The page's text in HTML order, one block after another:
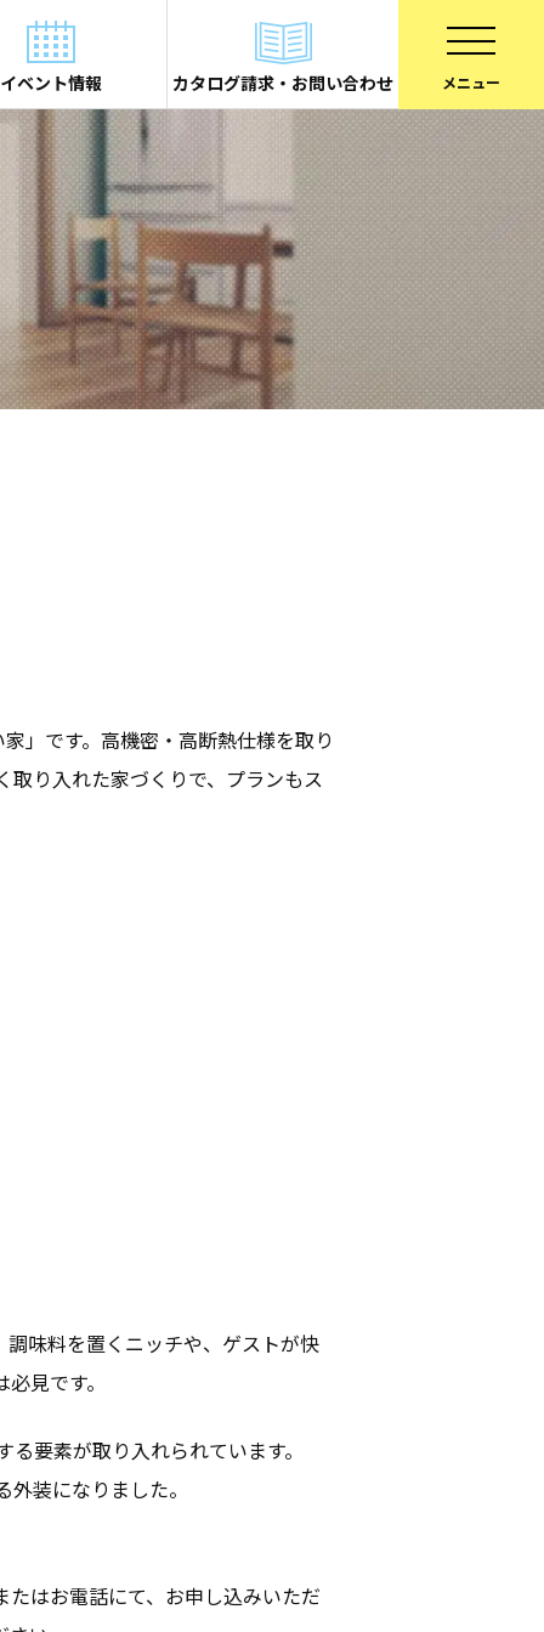
イベント情報 カタログ請求・お問い合わせ
」です。高機密・高断熱仕様を取り
り入れた家づくりで、プランもス
味料を置くニッチや、ゲストが快
見です。
要素が取り入れられています。
装になりました。
はお電話にて、お申し込みいただ